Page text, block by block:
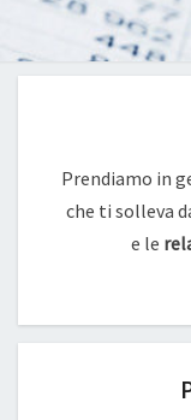
Prendiamo in
che ti solleva
e le